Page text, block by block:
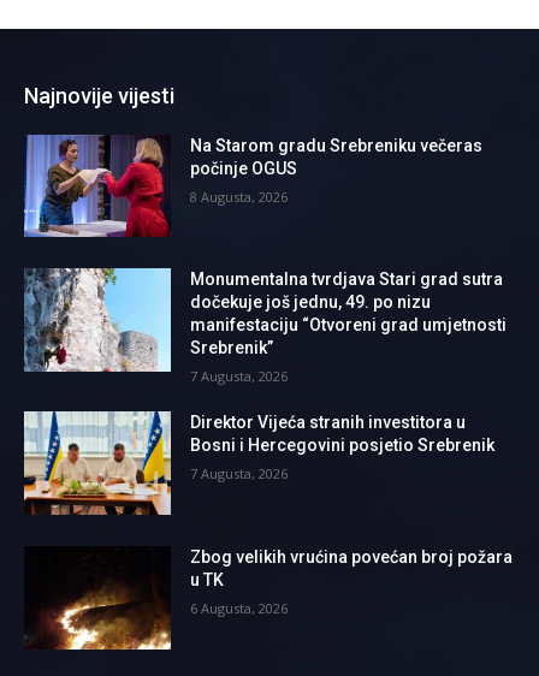
Najnovije vijesti
Na Starom gradu Srebreniku večeras
počinje OGUS
8 Augusta, 2026
Monumentalna tvrdjava Stari grad sutra
dočekuje još jednu, 49. po nizu
manifestaciju “Otvoreni grad umjetnosti
Srebrenik”
7 Augusta, 2026
Direktor Vijeća stranih investitora u
Bosni i Hercegovini posjetio Srebrenik
7 Augusta, 2026
Zbog velikih vrućina povećan broj požara
u TK
6 Augusta, 2026